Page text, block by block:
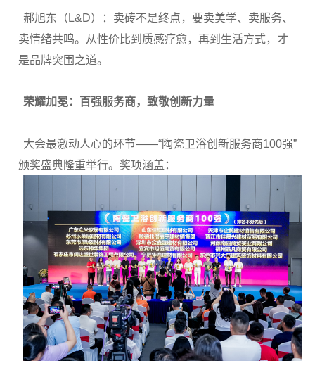
郝旭东（L&D）：卖砖不是终点，要卖美学、卖服务、
卖情绪共鸣。从性价比到质感疗愈，再到生活方式，才
是品牌突围之道。
荣耀加冕：百强服务商，致敬创新力量
大会最激动人心的环节——“陶瓷卫浴创新服务商100强”
颁奖盛典隆重举行。奖项涵盖：